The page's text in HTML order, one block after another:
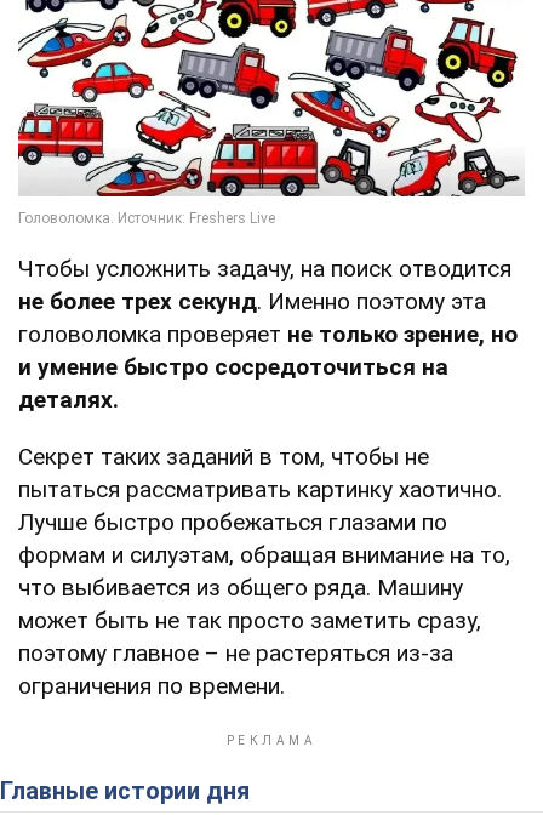
Чтобы усложнить задачу, на поиск отводится
не более трех секунд. Именно поэтому эта
головоломка проверяет не только зрение, но
и умение быстро сосредоточиться на
деталях.
Секрет таких заданий в том, чтобы не
пытаться рассматривать картинку хаотично.
Лучше быстро пробежаться глазами по
формам и силуэтам, обращая внимание на то,
что выбивается из общего ряда. Машину
может быть не так просто заметить сразу,
поэтому главное – не растеряться из-за
ограничения по времени.
Главные истории дня